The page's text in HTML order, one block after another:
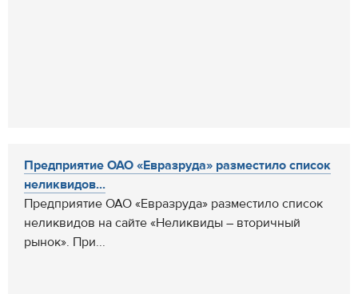
Предприятие ОАО «Евразруда» разместило список
неликвидов...
Предприятие ОАО «Евразруда» разместило список
неликвидов на сайте «Неликвиды – вторичный
рынок». При...